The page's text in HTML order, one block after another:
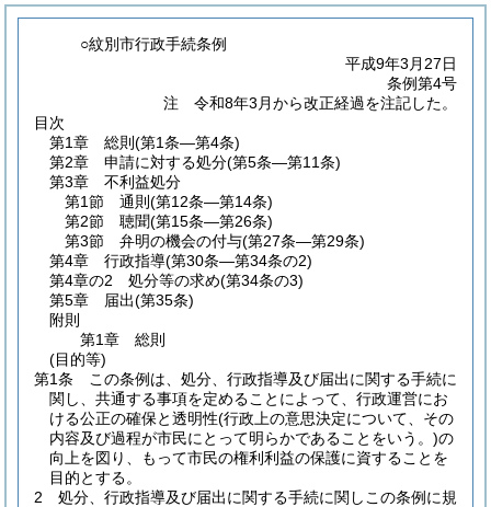
○紋別市行政手続条例
平成9年3月27日
条例第4号
注 令和8年3月から改正経過を注記した。
目次
第1章
総則 (第1条―第4条)
第2章
申請に対する処分(第5条―第11条)
第3章
不利益処分
第1節
通則 (第12条―第14条)
第2節
聴聞(第15条―第26条)
第3節
弁明の機会の付与(第27条―第29条)
第4章
行政指導(第30条―第34条の2)
第4章の2
処分等の求め(第34条の3)
第5章
届出(第35条)
附則
第1章
総則
(目的等)
第1条
この条例は、処分、行政指導及び届出に関する手続に
関し、共通する事項を定めることによって、行政運営にお
ける公正の確保と透明性(行政上の意思決定について、その
内容及び過程が市民にとって明らかであることをいう。)の
向上を図り、もって市民の権利利益の保護に資することを
目的とする。
2
処分、行政指導及び届出に関する手続に関しこの条例に規